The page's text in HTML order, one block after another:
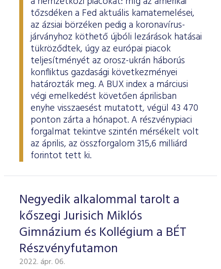
tőzsdéken a Fed aktuális kamatemelései,
az ázsiai börzéken pedig a koronavírus-
járványhoz köthető újbóli lezárások hatásai
tükröződtek, úgy az európai piacok
teljesítményét az orosz-ukrán háborús
konfliktus gazdasági következményei
határozták meg. A BUX index a márciusi
végi emelkedést követően áprilisban
enyhe visszaesést mutatott, végül 43 470
ponton zárta a hónapot. A részvénypiaci
forgalmat tekintve szintén mérsékelt volt
az április, az összforgalom 315,6 milliárd
forintot tett ki.
Negyedik alkalommal tarolt a
kőszegi Jurisich Miklós
Gimnázium és Kollégium a BÉT
Részvényfutamon
2022. ápr. 06.